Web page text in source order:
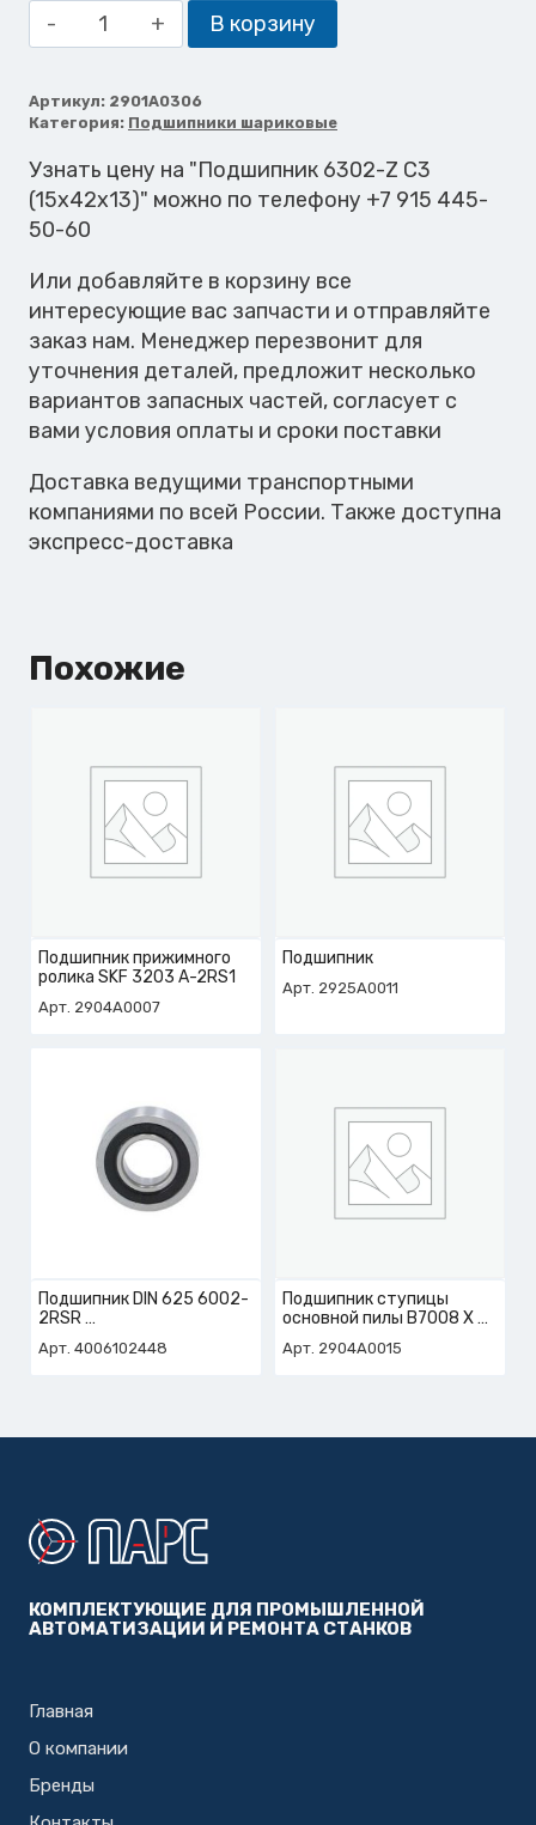
Количество
товара
6302-
Z
C3
(15x42x13)
В корзину
Артикул: 2901A0306
Категория: Подшипники шариковые
Узнать цену на "Подшипник 6302-Z C3
(15x42x13)" можно по телефону +7 915 445-
50-60
Или добавляйте в корзину все
интересующие вас запчасти и отправляйте
заказ нам. Менеджер перезвонит для
уточнения деталей, предложит несколько
вариантов запасных частей, согласует с
вами условия оплаты и сроки поставки
Доставка ведущими транспортными
компаниями по всей России. Также доступна
экспресс-доставка
Похожие
Подшипник прижимного
ролика SKF 3203 A-2RS1
Арт. 2904A0007
Подшипник
Арт. 2925A0011
Подшипник DIN 625 6002-
2RSR
Арт. 4006102448
Подшипник ступицы
основной пилы B7008 X 3
Арт. 2904A0015
КОМПЛЕКТУЮЩИЕ ДЛЯ ПРОМЫШЛЕННОЙ
АВТОМАТИЗАЦИИ И РЕМОНТА СТАНКОВ
Главная
О компании
Бренды